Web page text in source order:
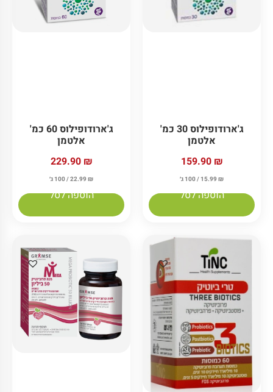
ג'ארודופילוס 30 כמ'
אלטמן
159.90 ₪
15.99 ₪ / 100 ג׳
הוספה לסל
ג'ארודופילוס 60 כמ'
אלטמן
229.90 ₪
22.99 ₪ / 100 ג׳
הוספה לסל